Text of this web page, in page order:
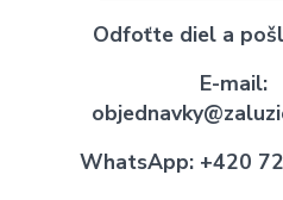
Odfoťte diel a
E-mail:
WhatsApp: +420